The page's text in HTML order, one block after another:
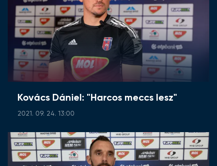
Kovács Dániel: "Harcos meccs lesz"
2021. 09. 24. 13:00